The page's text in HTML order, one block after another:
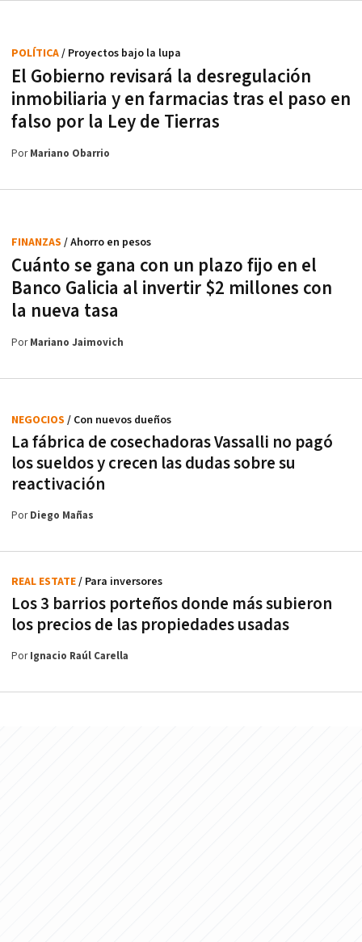
El Gobierno revisará la desregulación
inmobiliaria y en farmacias tras el paso en
falso por la Ley de Tierras
POLÍTICA/ Proyectos bajo la lupa
PorMariano Obarrio
Cuánto se gana con un plazo fijo en el
Banco Galicia al invertir $2 millones con
la nueva tasa
FINANZAS / Ahorro en pesos
PorMariano Jaimovich
La fábrica de cosechadoras Vassalli no pagó
los sueldos y crecen las dudas sobre su
reactivación
NEGOCIOS / Con nuevos dueños
PorDiego Mañas
Los 3 barrios porteños donde más subieron
los precios de las propiedades usadas
REAL ESTATE/ Para inversores
PorIgnacio Raúl Carella